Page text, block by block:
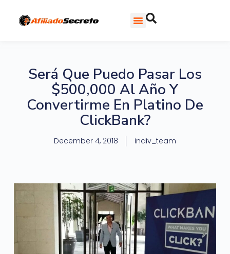
Será Que Puedo Pasar Los
$500,000 Al Año Y
Convertirme En Platino De
ClickBank?
December 4, 2018 indiv_team